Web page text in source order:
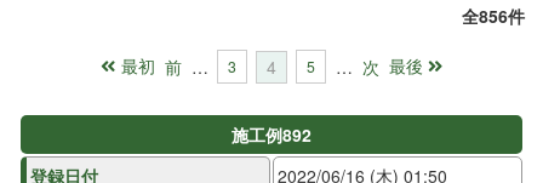
全856件
最初 前 … 3 4 5 … 次 最後
施工例892
登録日付
2022/06/16 (木) 01:50